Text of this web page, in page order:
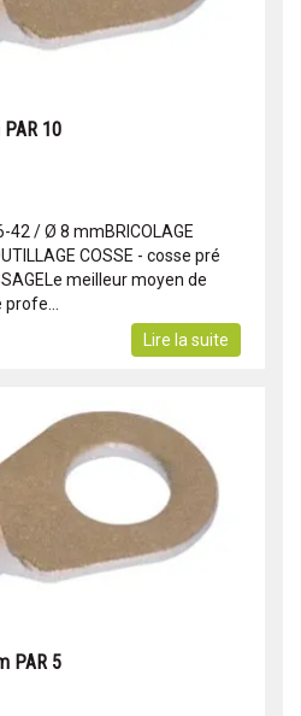
10
42 / Ø 8 mmBRICOLAGE
COSSE - cosse pré
meilleur moyen de
Lire la suite
PAR 5